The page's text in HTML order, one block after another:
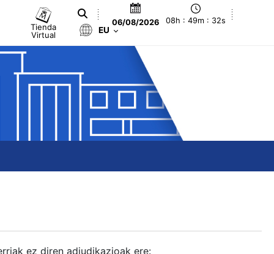
Tienda
Virtual
06/08/2026 08h : 49m : 33s
EU
ez diren adjudikazioak ere: